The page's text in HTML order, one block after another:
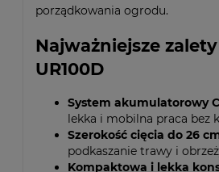
porządkowania ogrodu.
Najważniejsze
UR100D
System akumulatorowy
lekka i mobilna praca bez
Szerokość cięcia do 26
podkaszanie trawy i
Kompaktowa i lekka